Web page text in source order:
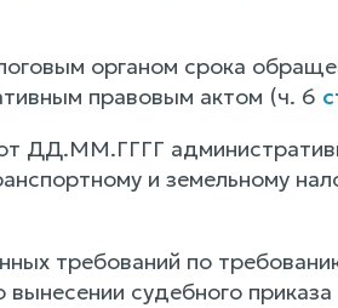
органом срока
правовым актом (ч. 6
ДД.ММ.ГГГГ
и земельному
требований по
судебного